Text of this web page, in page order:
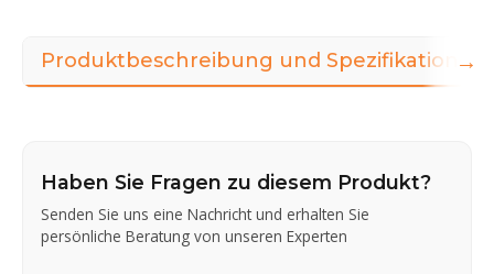
Produktbeschreibung und Spezifikationen
Haben Sie Fragen zu diesem Produkt?
Senden Sie uns eine Nachricht und erhalten Sie
persönliche Beratung von unseren Experten
→